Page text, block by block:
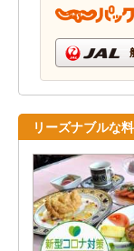
リーズナブルな